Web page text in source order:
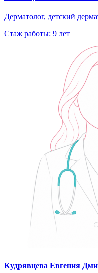
Дерматолог, детский
Стаж работы: 9 лет
Кудрявцева Евгения